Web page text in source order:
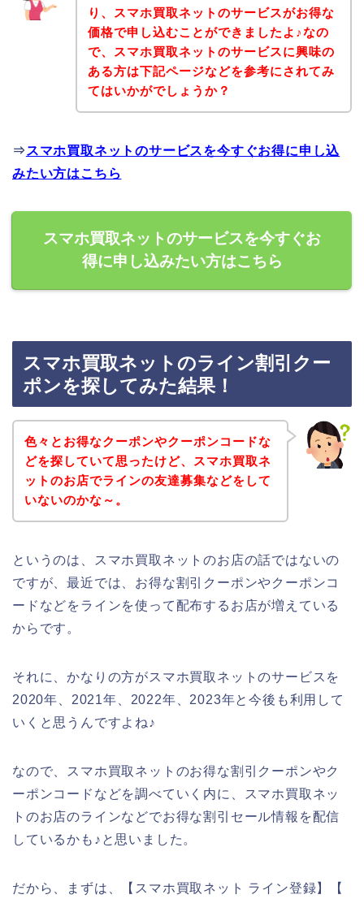
り、スマホ買取ネットのサービスがお得な
価格で申し込むことができましたよ♪なの
で、スマホ買取ネットのサービスに興味の
ある方は下記ページなどを参考にされてみ
てはいかがでしょうか？
⇒ スマホ買取ネットのサービスを今すぐお得に申し込
みたい方はこちら
スマホ買取ネットのサービスを今すぐお
得に申し込みたい方はこちら
スマホ買取ネットのライン割引クー
ポンを探してみた結果！
色々とお得なクーポンやクーポンコードな
どを探していて思ったけど、スマホ買取ネ
ットのお店でラインの友達募集などをして
いないのかな～。
というのは、スマホ買取ネットのお店の話ではないの
ですが、最近では、お得な割引クーポンやクーポンコ
ードなどをラインを使って配布するお店が増えている
からです。
それに、かなりの方がスマホ買取ネットのサービスを
2020年、2021年、2022年、2023年と今後も利用して
いくと思うんですよね♪
なので、スマホ買取ネットのお得な割引クーポンやク
ーポンコードなどを調べていく内に、スマホ買取ネッ
トのお店のラインなどでお得な割引セール情報を配信
しているかも♪と思いました。
だから、まずは、【スマホ買取ネット ライン登録】【